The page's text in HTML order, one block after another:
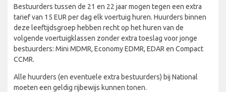
Bestuurders tussen de 21 en 22 jaar mogen tegen een extra
tarief van 15 EUR per dag elk voertuig huren. Huurders binnen
deze leeftijdsgroep hebben recht op het huren van de
volgende voertuigklassen zonder extra toeslag voor jonge
bestuurders: Mini MDMR, Economy EDMR, EDAR en Compact
CCMR.
Alle huurders (en eventuele extra bestuurders) bij National
moeten een geldig rijbewijs kunnen tonen.